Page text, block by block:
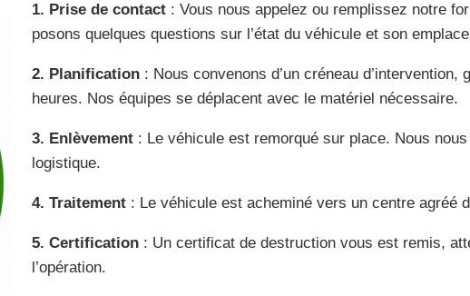
1. Prise de contact: Vous nous appelez ou remplissez notre
posons quelques questions sur l’état du véhicule et son
2. Planification: Nous convenons d’un créneau d’intervention,
heures. Nos équipes se déplacent avec le matériel nécessaire.
3. Enlèvement: Le véhicule est remorqué sur place. Nous
logistique.
4. Traitement: Le véhicule est acheminé vers un centre agréé
5. Certification: Un certificat de destruction vous est remis,
l’opération.